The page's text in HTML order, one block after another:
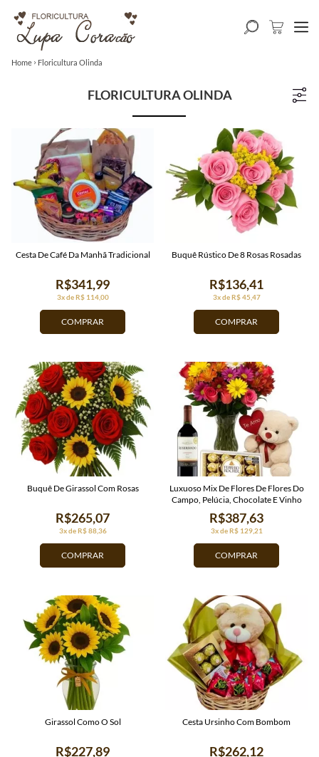
Home Floricultura Olinda
FLORICULTURA OLINDA
COMPRAR
3x de R$ 114,00
R$341,99
Cesta De Café Da Manhã Tradicional
COMPRAR
3x de R$ 45,47
R$136,41
Buquê Rústico De 8 Rosas Rosadas
COMPRAR
3x de R$ 88,36
R$265,07
Buquê De Girassol Com Rosas
COMPRAR
3x de R$ 129,21
R$387,63
Luxuoso Mix De Flores De Flores Do
Campo, Pelúcia, Chocolate E Vinho
R$227,89
Girassol Como O Sol
R$262,12
Cesta Ursinho Com Bombom